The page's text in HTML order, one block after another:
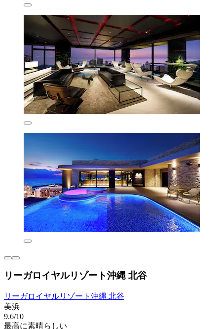
リーガロイヤルリゾート沖縄 北谷
リーガロイヤルリゾート沖縄 北谷
美浜
9.6/10
最高に素晴らしい